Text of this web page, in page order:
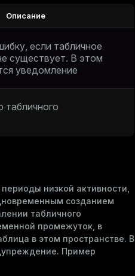
Описание
если табличное
существует. В этом
уведомление
табличного
периоды низкой активности,
созданием
табличного
промежуток, в
в этом пространстве. В
Пример